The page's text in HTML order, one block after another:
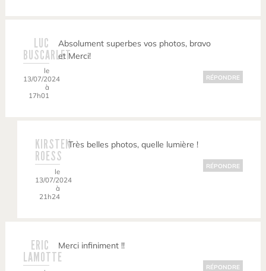
LUC
BUSCARLET
le
13/07/2024
à
17h01
Absolument superbes vos photos, bravo
et Merci!
RÉPONDRE
KIRSTEN
ROESS
le
13/07/2024
à
21h24
Très belles photos, quelle lumière !
RÉPONDRE
ERIC
LAMOTTE
Merci infiniment !!
RÉPONDRE